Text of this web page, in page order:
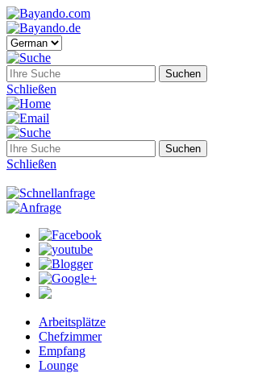
Schließen
Schließen
Arbeitsplätze
Chefzimmer
Empfang
Lounge